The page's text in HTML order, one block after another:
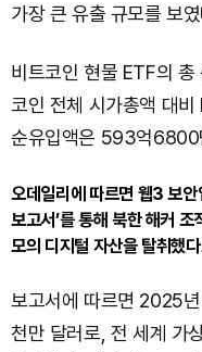
가장 큰 유출 규모를 보
비트코인 현물 ETF의
코인 전체 시가총액 대
순유입액은 593억6800
오데일리에 따르면 웹3 보안
보고서’를 통해 북한 해커
모의 디지털 자산을 탈취했
보고서에 따르면 2025
천만 달러로, 전 세계 가